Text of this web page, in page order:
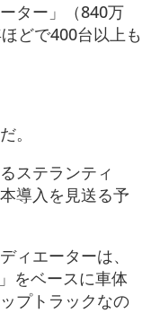
ター」（840万
どで400台以上も
。
ステランティ
導入を見送る予
ィエーターは、
をベースに車体
プトラックなの